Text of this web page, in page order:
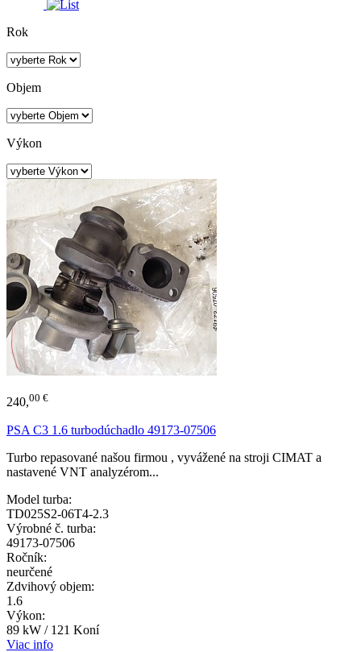
Rok
Objem
Výkon
240,00 €
PSA C3 1.6 turbodúchadlo 49173-07506
Turbo repasované našou firmou , vyvážené na stroji CIMAT a
nastavené VNT analyzérom...
Model turba:
TD025S2-06T4-2.3
Výrobné č. turba:
49173-07506
Ročník:
neurčené
Zdvihový objem:
1.6
Výkon:
89 kW / 121 Koní
Viac info